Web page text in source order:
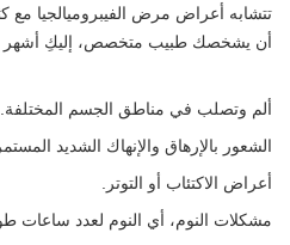
تتشابه أعراض مرض الفيبروميالجيا مع
أن يشخصك طبيب متخصص، إليكِ أشهر
ألم وتصلب في مناطق الجسم المختلفة.
الشعور بالإرهاق والإنهاك الشديد المستمر.
أعراض الاكتئاب أو التوتر.
مشكلات النوم، أي النوم لعدد ساعات